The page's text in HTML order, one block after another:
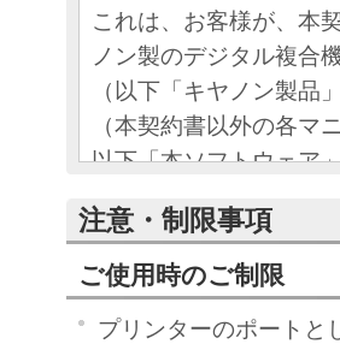
これは、お客様が、本
ノン製のデジタル複合
（以下「キヤノン製品
（本契約書以外の各マ
以下「本ソフトウェア
めの、お客様とキヤノ
す。）との間の契約書で
お客様は、『同意』を
ア」の使用のいずれか
注意・制限事項
ご使用時のご制限
プリンターのポートと